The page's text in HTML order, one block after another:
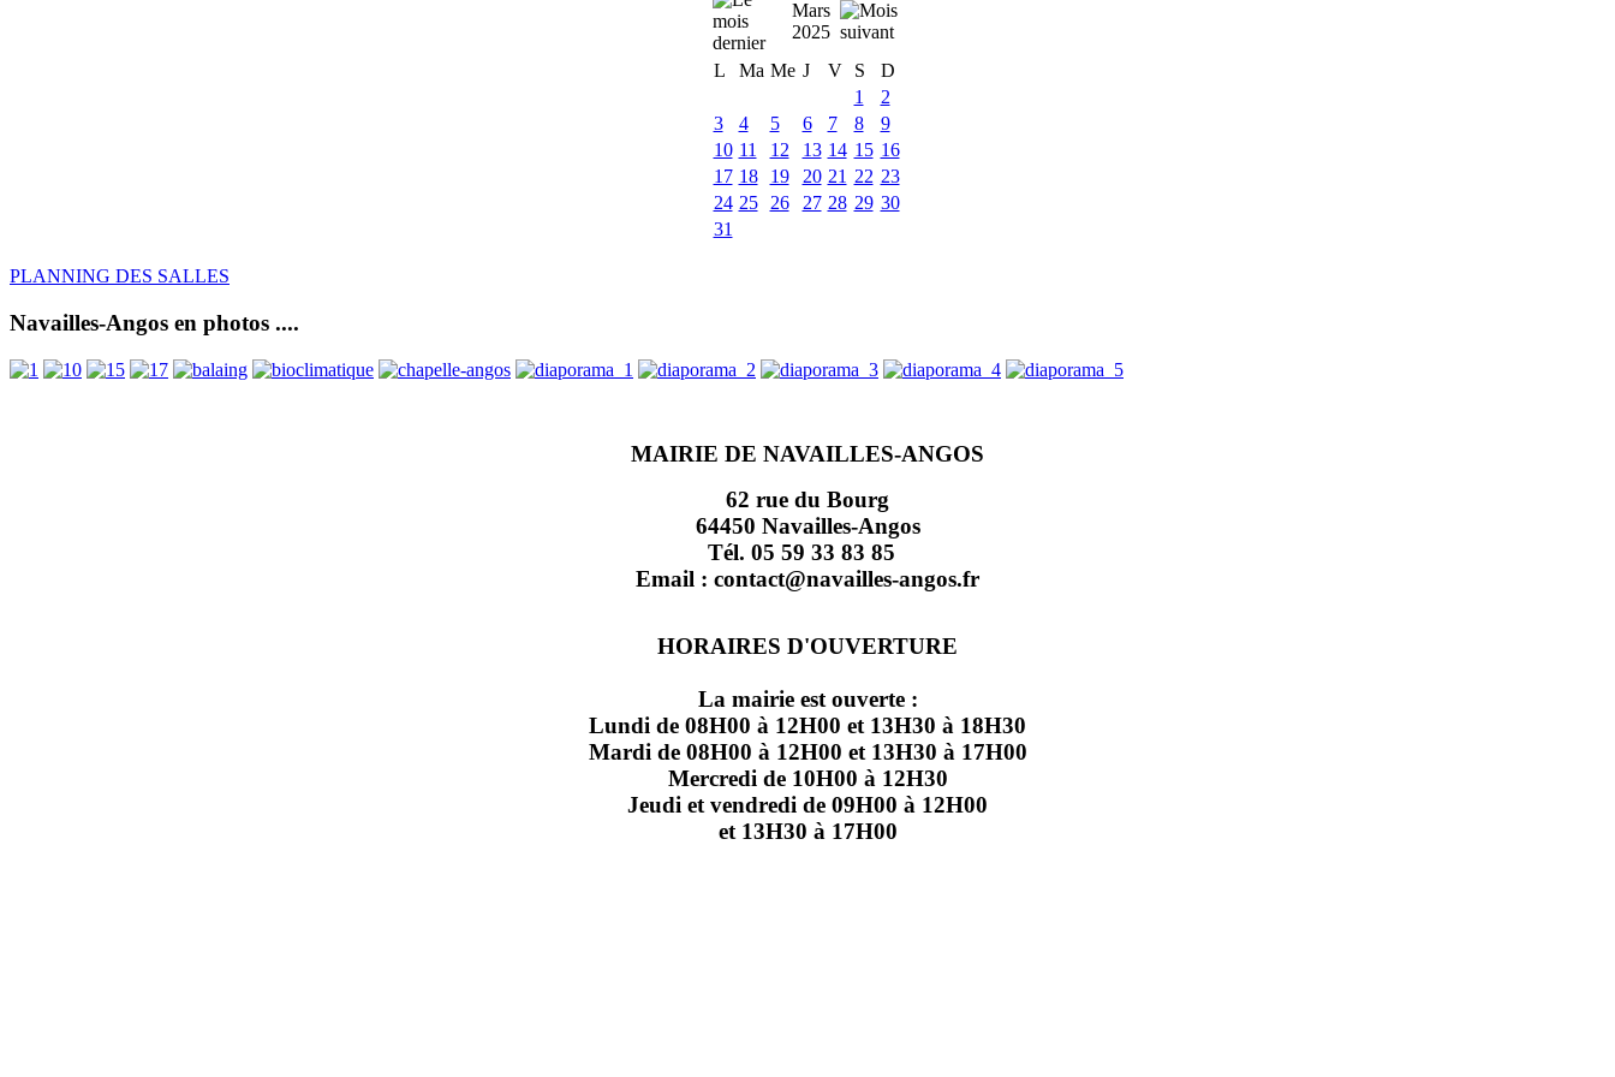
Mars
2025
L
Ma Me J V S
D
1
2
3
4 5 6 7 8
9
10 11 12 13 14 15 16
17 18 19 20 21 22 23
24 25 26 27 28 29 30
31
PLANNING DES SALLES
Navailles-Angos en photos ....
MAIRIE DE NAVAILLES-ANGOS
62 rue du Bourg
64450 Navailles-Angos
Tél. 05 59 33 83 85
Email : contact@navailles-angos.fr
HORAIRES D'OUVERTURE
La mairie est ouverte :
Lundi de 08H00 à 12H00 et 13H30 à 18H30
Mardi de 08H00 à 12H00 et 13H30 à 17H00
Mercredi de 10H00 à 12H30
Jeudi et vendredi de 09H00 à 12H00
et 13H30 à 17H00